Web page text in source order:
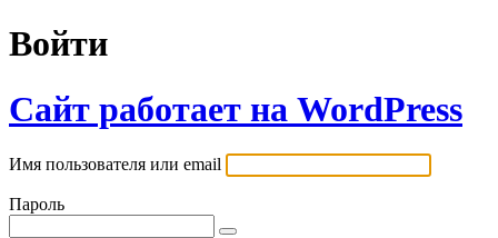
Войти
Сайт работает на WordPress
Имя пользователя или email
Пароль